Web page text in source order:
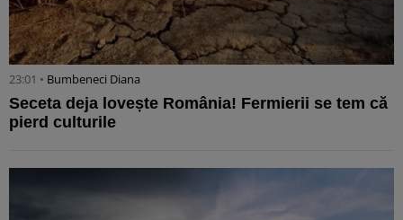
23:01 • Bumbeneci Diana
Seceta deja lovește România! Fermierii se tem că
pierd culturile